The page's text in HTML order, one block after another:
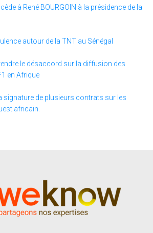
à René BOURGOIN à la présidence de la
autour de la TNT au Sénégal
le désaccord sur la diffusion des
en Afrique
signature de plusieurs contrats sur les
africain.